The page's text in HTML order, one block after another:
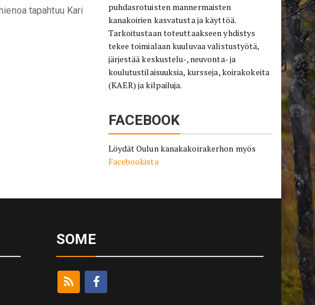
tapahtuu Kari
puhdasrotuisten mannermaisten
kanakoirien kasvatusta ja käyttöä.
Tarkoitustaan toteuttaakseen yhdistys
tekee toimialaan kuuluvaa valistustyötä,
järjestää keskustelu-, neuvonta- ja
koulutustilaisuuksia, kursseja, koirakokeita
(KAER) ja kilpailuja.
FACEBOOK
Löydät Oulun kanakakoirakerhon myös
Facebookista
SOME